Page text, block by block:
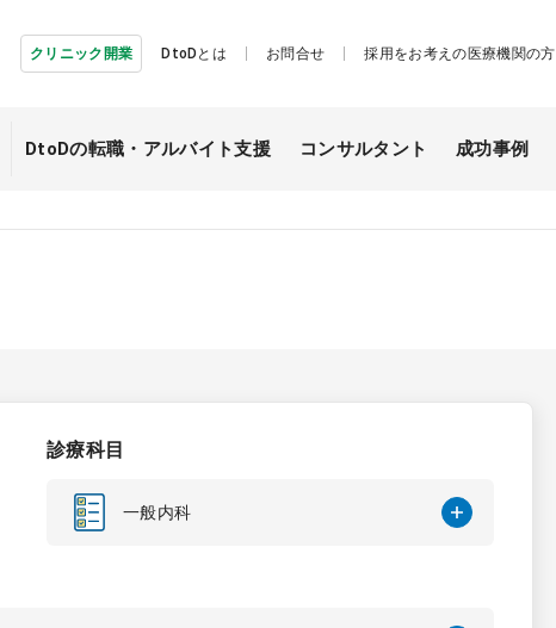
クリニック開業 DtoDとは お問合せ 採用をお考えの医療機関の方
DtoDの転職・ アルバイト支援 コンサルタント 成功事例
診療科目
一般内科